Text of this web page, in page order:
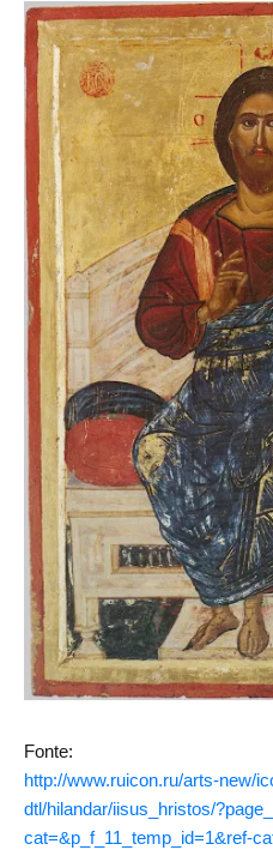
Fonte:
http://www.ruicon.ru/arts-new/
dtl/hilandar/iisus_hristos/
cat=&p_f_11_temp_id=1&ref-